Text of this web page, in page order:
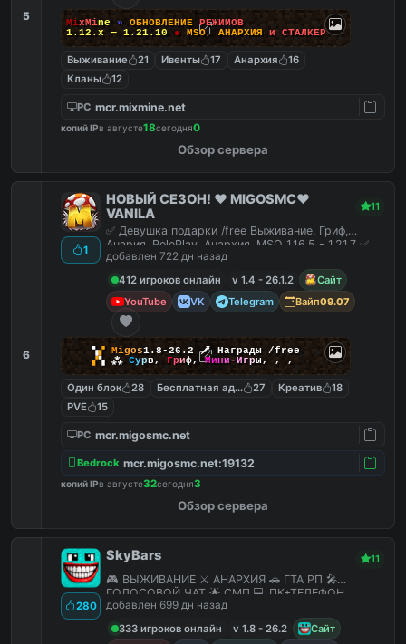
5 MixMine » ОБНОВЛЕНИЕ РЕЖИМОВ
1.12.x — 1.21.10
● MSO, АНАРХИЯ и СТАЛКЕР
Выживание 21 Ивенты 17 Анархия
16
Кланы
12
PC mcr.mixmine.net
копий IPв августе18сегодня0
Обзор сервера
6
1
НОВЫЙ СЕЗОН! ❤️ MIGOSMC❤️
VANILA
11
✅ Девушка подарки /free Выживание, Гриф,
Анария, RolePlay, Анархия, MSO 1.16.5 - 1.21.7 ✅
добавлен 722 дн назад
412 игроков онлайн
v 1.4 - 26.1.2
Сайт
YouTube
VK Telegram Вайп09.07
▚▞ Migos1.8-26.2🗡 Награды /free
▞▚ ⁂ Сурв, Гриф,Мини-Игры, , ,
Один блок 28 Бесплатная админка
27 Креатив
18
PVE
15
PC mcr.migosmc.net
Bedrock mcr.migosmc.net:19132
копий IPв августе32сегодня3
Обзор сервера
280
SkyBars 11
🎮 ВЫЖИВАНИЕ ⚔️ АНАРХИЯ 🚗 ГТА РП 🎤
ГОЛОСОВОЙ ЧАТ 🌟 СМП 💻 ПК+ТЕЛЕФОН
добавлен 699 дн назад
333 игроков онлайн
v 1.8 - 26.2
Сайт